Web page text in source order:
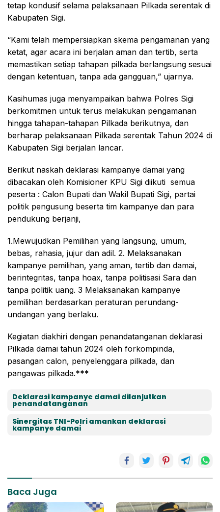
tetap kondusif selama pelaksanaan Pilkada serentak di
Kabupaten Sigi.
“Kami telah mempersiapkan skema pengamanan yang
ketat, agar acara ini berjalan aman dan tertib, serta
memastikan setiap tahapan pilkada berlangsung sesuai
dengan ketentuan, tanpa ada gangguan,” ujarnya.
Kasihumas juga menyampaikan bahwa Polres Sigi
berkomitmen untuk terus melakukan pengamanan
hingga tahapan-tahapan Pilkada berikutnya, dan
berharap pelaksanaan Pilkada serentak Tahun 2024 di
Kabupaten Sigi berjalan lancar.
Berikut naskah deklarasi kampanye damai yang
dibacakan oleh Komisioner KPU Sigi diikuti semua
peserta : Calon Bupati dan Wakil Bupati Sigi, partai
politik pengusung beserta tim kampanye dan para
pendukung berjanji,
1.Mewujudkan Pemilihan yang langsung, umum,
bebas, rahasia, jujur dan adil. 2. Melaksanakan
kampanye pemilihan, yang aman, tertib dan damai,
berintegritas, tanpa hoax, tanpa politisasi Sara dan
tanpa politik uang. 3 Melaksanakan kampanye
pemilihan berdasarkan peraturan perundang-
undangan yang berlaku.
Kegiatan diakhiri dengan penandatanganan deklarasi
Pilkada damai tahun 2024 oleh forkompinda,
pasangan calon, penyelenggara pilkada, dan
pangawas pilkada.***
Deklarasi kampanye damai dilanjutkan
penandatanganan
Sinergitas TNI-Polri amankan deklarasi
kampanye damai
Baca Juga